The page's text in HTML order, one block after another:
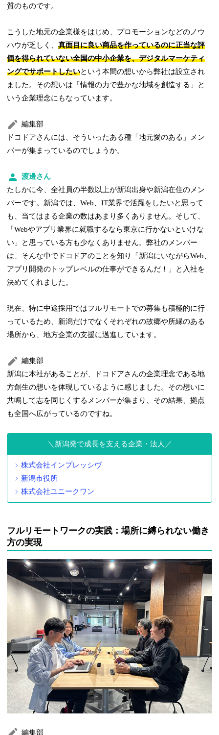
質のものです。
こうした地元の企業様をはじめ、プロモーションなどのノウ
ハウが乏しく、真面目に良い商品を作っているのに正当な評
価を得られていない全国の中小企業を、デジタルマーケティ
ングでサポートしたいという本間の想いから弊社は設立され
ました。その想いは「情報の力で豊かな地域を創造する」と
いう企業理念にもなっています。
編集部
ドコドアさんには、そういったある種「地元愛のある」メン
バーが集まっているのでしょうか。
渡邊さん
たしかに今、全社員の半数以上が新潟出身や新潟在住のメン
バーです。新潟では、Web、IT業界で活躍をしたいと思って
も、当てはまる企業の数はあまり多くありません。そして、
「Webやアプリ業界に就職するなら東京に行かないといけな
い」と思っている方も少なくありません。弊社のメンバー
は、そんな中でドコドアのことを知り「新潟にいながらWeb、
アプリ開発のトップレベルの仕事ができるんだ！」と入社を
決めてくれました。
現在、特に中途採用ではフルリモートでの募集も積極的に行
っているため、新潟だけでなくそれぞれの故郷や所縁のある
場所から、地方企業の支援に邁進しています。
編集部
新潟に本社があることが、ドコドアさんの企業理念である地
方創生の想いを体現しているように感じました。その想いに
共鳴して志を同じくするメンバーが集まり、その結果、拠点
も全国へ広がっているのですね。
新潟発で成長を支える企業・法人
株式会社インプレッシヴ
新潟市役所
株式会社ユニークワン
フルリモートワークの実践：場所に縛られない働き
方の実現
編集部